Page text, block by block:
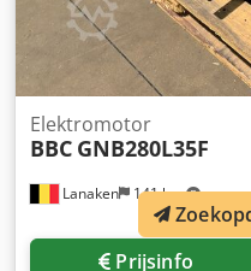
Lanaken 141 km
Elektromotor
BBC GNB280L35F
Prijsinfo